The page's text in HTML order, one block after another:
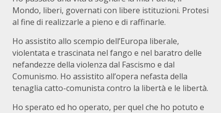
Mondo, liberi, governati con libere istituzioni. Protesi
al fine di realizzarle a pieno e di raffinarle.
Ho assistito allo scempio dell’Europa liberale,
violentata e trascinata nel fango e nel baratro delle
nefandezze della violenza dal Fascismo e dal
Comunismo. Ho assistito all’opera nefasta della
tenaglia catto-comunista contro la libertà e le libertà.
Ho sperato ed ho operato, per quel che ho potuto e